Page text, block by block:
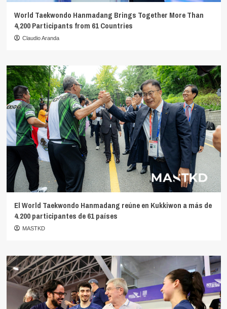
World Taekwondo Hanmadang Brings Together More Than
4,200 Participants from 61 Countries
Claudio Aranda
El World Taekwondo Hanmadang reúne en Kukkiwon a más de
4.200 participantes de 61 países
MASTKD